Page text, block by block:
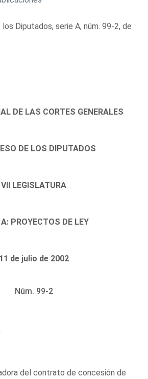
los Diputados, serie A, núm. 99-2, de
DE LAS CORTES GENERALES
DE LOS DIPUTADOS
VII LEGISLATURA
PROYECTOS DE LEY
11 de julio de 2002
Núm. 99-2
del contrato de concesión de